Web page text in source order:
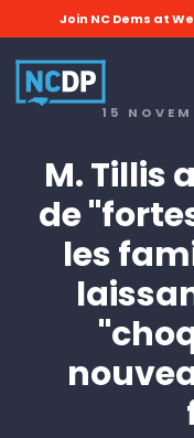
Join NC Dems at
15
M. Tillis
de
les